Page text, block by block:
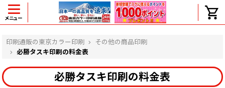
メニュー
印刷通販の東京カラー印刷
その他の商品印刷
必勝タスキ印刷の料金表
必勝タスキ印刷の料金表
ヘルプ
よくある質問